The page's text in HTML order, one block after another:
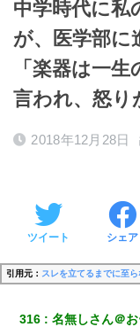
中学時代に私
が、医学部
「楽器は一
言われ、怒
2018年12月28日
ツイート シェア
引用元： スレを立てるまでに至
316 名無しさん＠